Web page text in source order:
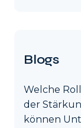
Blogs
Welche
der
können